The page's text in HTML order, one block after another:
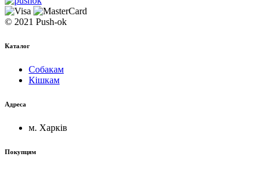
© 2021 Push-ok
Каталог
Собакам
Кішкам
Адреса
м. Харків
Покупцям